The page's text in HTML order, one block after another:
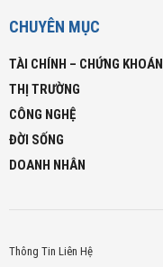
CHUYÊN MỤC
TÀI CHÍNH – CHỨNG KHOÁN
THỊ TRƯỜNG
CÔNG NGHỆ
ĐỜI SỐNG
DOANH NHÂN
Thông Tin Liên Hệ